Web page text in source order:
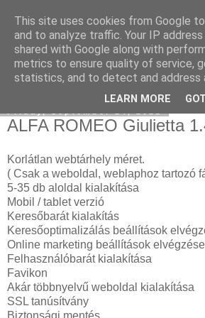
Instagram
ALFA ROMEO Giulietta
Korlátlan webtárhely méret.
( Csak a weboldal, weblaphoz tartozó
5-35 db aloldal kialakítása
Mobil / tablet verzió
Keresőbarát kialakítás
Keresőoptimalizálás beállítások
Online marketing beállítások elvégzése
Felhasználóbarát kialakítása
Favikon
Akár többnyelvű weboldal kialakítása
SSL tanúsítvány
Biztonsági mentés
This site uses cookies from Google
and to analyze traffic. Your IP
shared with Google along with
metrics to ensure quality of service,
statistics, and to detect and address
LEARN MORE